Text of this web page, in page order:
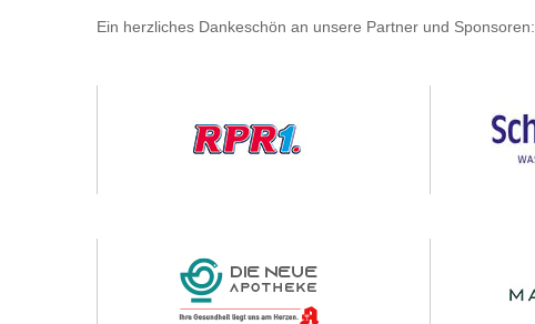
Ein herzliches Dankeschön an unsere Partner und Sponsoren: